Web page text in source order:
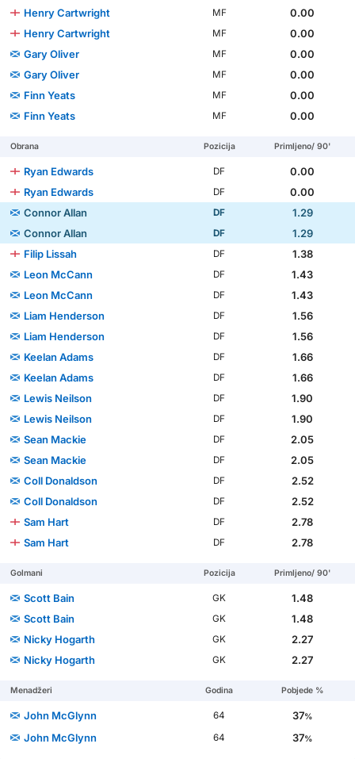
Henry Cartwright
MF
0.00
Henry Cartwright
MF
0.00
Gary Oliver
MF
0.00
Gary Oliver
MF
0.00
Finn Yeats
MF
0.00
Finn Yeats
MF 0.00
Obrana Pozicija Primljeno/ 90'
Ryan Edwards DF
0.00
Ryan Edwards
DF
0.00
Connor Allan
DF
1.29
Connor Allan
DF
1.29
Filip Lissah
DF
1.38
Leon McCann
DF
1.43
Leon McCann
DF
1.43
Liam Henderson
DF
1.56
Liam Henderson
DF
1.56
Keelan Adams
DF
1.66
Keelan Adams
DF
1.66
Lewis Neilson
DF
1.90
Lewis Neilson
DF
1.90
Sean Mackie
DF
2.05
Sean Mackie
DF
2.05
Coll Donaldson
DF
2.52
Coll Donaldson
DF
2.52
Sam Hart
DF
2.78
Sam Hart
DF 2.78
Golmani Pozicija Primljeno/ 90'
Scott Bain GK
1.48
Scott Bain
GK
1.48
Nicky Hogarth
GK
2.27
Nicky Hogarth
GK 2.27
Menadžeri Godina Pobjede %
John McGlynn 64 37%
John McGlynn 64 37%